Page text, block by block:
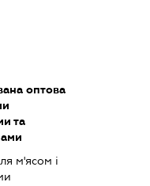
оптова
та
м'ясом і